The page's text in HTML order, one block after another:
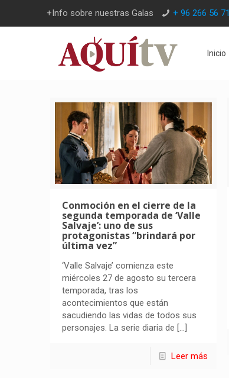
+Info sobre nuestras Galas + 96 266 56 71
Inicio
Conmoción en el cierre de la
segunda temporada de ‘Valle
Salvaje’: uno de sus
protagonistas “brindará por
última vez”
‘Valle Salvaje’ comienza este
miércoles 27 de agosto su tercera
temporada, tras los
acontecimientos que están
sacudiendo las vidas de todos sus
personajes. La serie diaria de […]
Leer más